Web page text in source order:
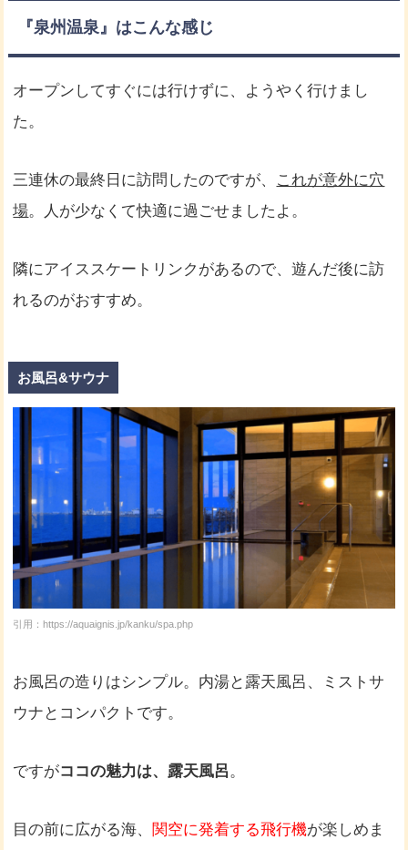
『泉州温泉』はこんな感じ
オープンしてすぐには行けずに、ようやく行けまし
た。
三連休の最終日に訪問したのですが、 これが意外に穴
場。人が少なくて快適に過ごせましたよ。
隣にアイススケートリンクがあるので、遊んだ後に訪
れるのがおすすめ。
お風呂&サウナ
引用：https://aquaignis.jp/kanku/spa.php
お風呂の造りはシンプル。内湯と露天風呂、ミストサ
ウナとコンパクトです。
ですがココの魅力は、露天風呂。
目の前に広がる海、 関空に発着する飛行機が楽しめま